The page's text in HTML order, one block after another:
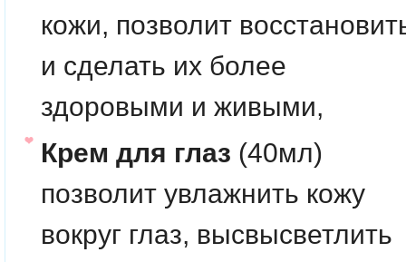
кожи, позволит
и сделать их более
здоровыми и живыми,
Крем для глаз (40мл)
позволит увлажнить кожу
вокруг глаз, высвысветлить